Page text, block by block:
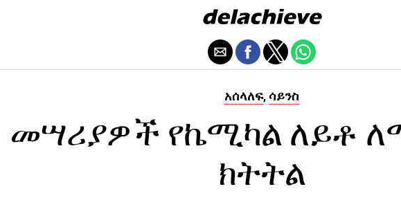
አሰላለፍ, ሳይንስ
መሣሪያዎች የኬሚካል ለይቶ
ክትትል